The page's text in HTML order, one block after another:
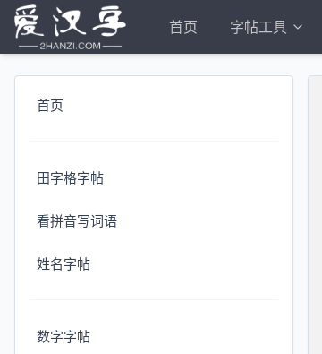
首页 字帖工具
首页
田字格字帖
看拼音写词语
姓名字帖
数字字帖